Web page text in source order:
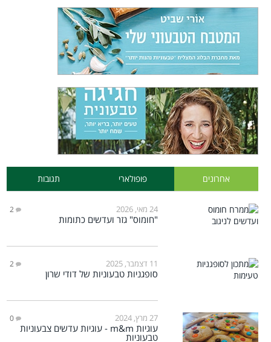
אחרונים פופולארי תגובות
24 מאי, 2026 2
"חומוס" גזר ועדשים כתומות
11 דצמבר, 2025 2
סופגניות טבעוניות של דודי שרון
27 מרץ, 2024 0
עוגיות m&m - עוגיות עדשים צבעוניות
טבעוניות